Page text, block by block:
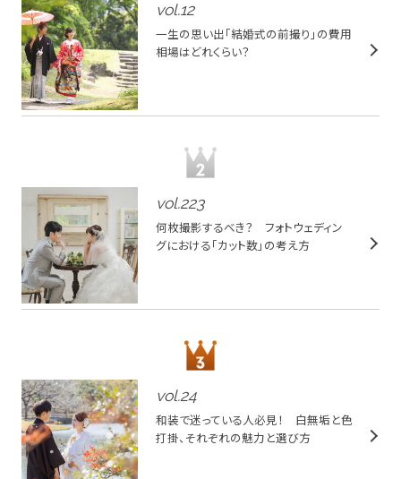
vol.12
一生の思い出「結婚式の前撮り」の費用
相場はどれくらい？
vol.223
何枚撮影するべき？ フォトウェディン
グにおける「カット数」の考え方
vol.24
和装で迷っている人必見！ 白無垢と色
打掛、それぞれの魅力と選び方